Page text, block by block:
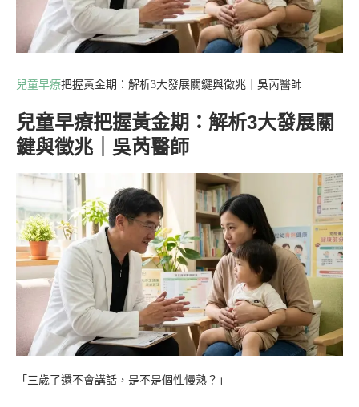
兒童早療把握黃金期：解析3大發展關鍵與徵兆｜吳芮醫師
兒童早療把握黃金期：解析3大發展關
鍵與徵兆｜吳芮醫師
「三歲了還不會講話，是不是個性慢熟？」